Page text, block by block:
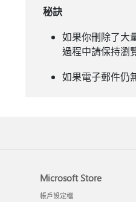
秘訣
如果你刪除了大
過程中請保持瀏
如果電子郵件仍
Microsoft Store
帳戶設定檔